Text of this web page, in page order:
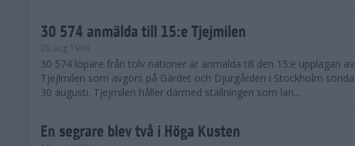
30 574 anmälda till 15:e Tjejmilen
20 aug 1998
30 574 löpare från tolv nationer är anmälda till den 15:e upplagan av
Tjejlmilen som avgörs på Gärdet och Djurgården i Stockholm
30 augusti. Tjejmilen håller därmed ställningen som lan...
En segrare blev två i Höga Kusten